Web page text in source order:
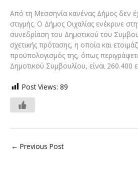
Από τη Μεσσηνία κανένας Δήμος δεν
στιγμής. Ο Δήμος Οιχαλίας ενέκρινε
συνεδρίαση του Δημοτικού του
σχετικής πρότασης, η οποία και
προϋπολογισμός της, όπως
Δημοτικού Συμβουλίου, είναι 260.400
Post Views: 89
← Previous Post